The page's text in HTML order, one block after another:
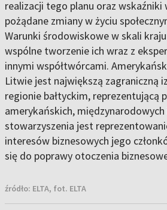
realizacji tego planu oraz wskaźniki
pożądane zmiany w życiu
Warunki środowiskowe w skali
wspólne tworzenie ich wraz z
innymi współtwórcami.
Litwie jest największą zagraniczną
regionie bałtyckim, reprezentującą
amerykańskich,
stowarzyszenia jest
interesów biznesowych jego
się do poprawy otoczenia
źródło: ELTA, fot. ELTA